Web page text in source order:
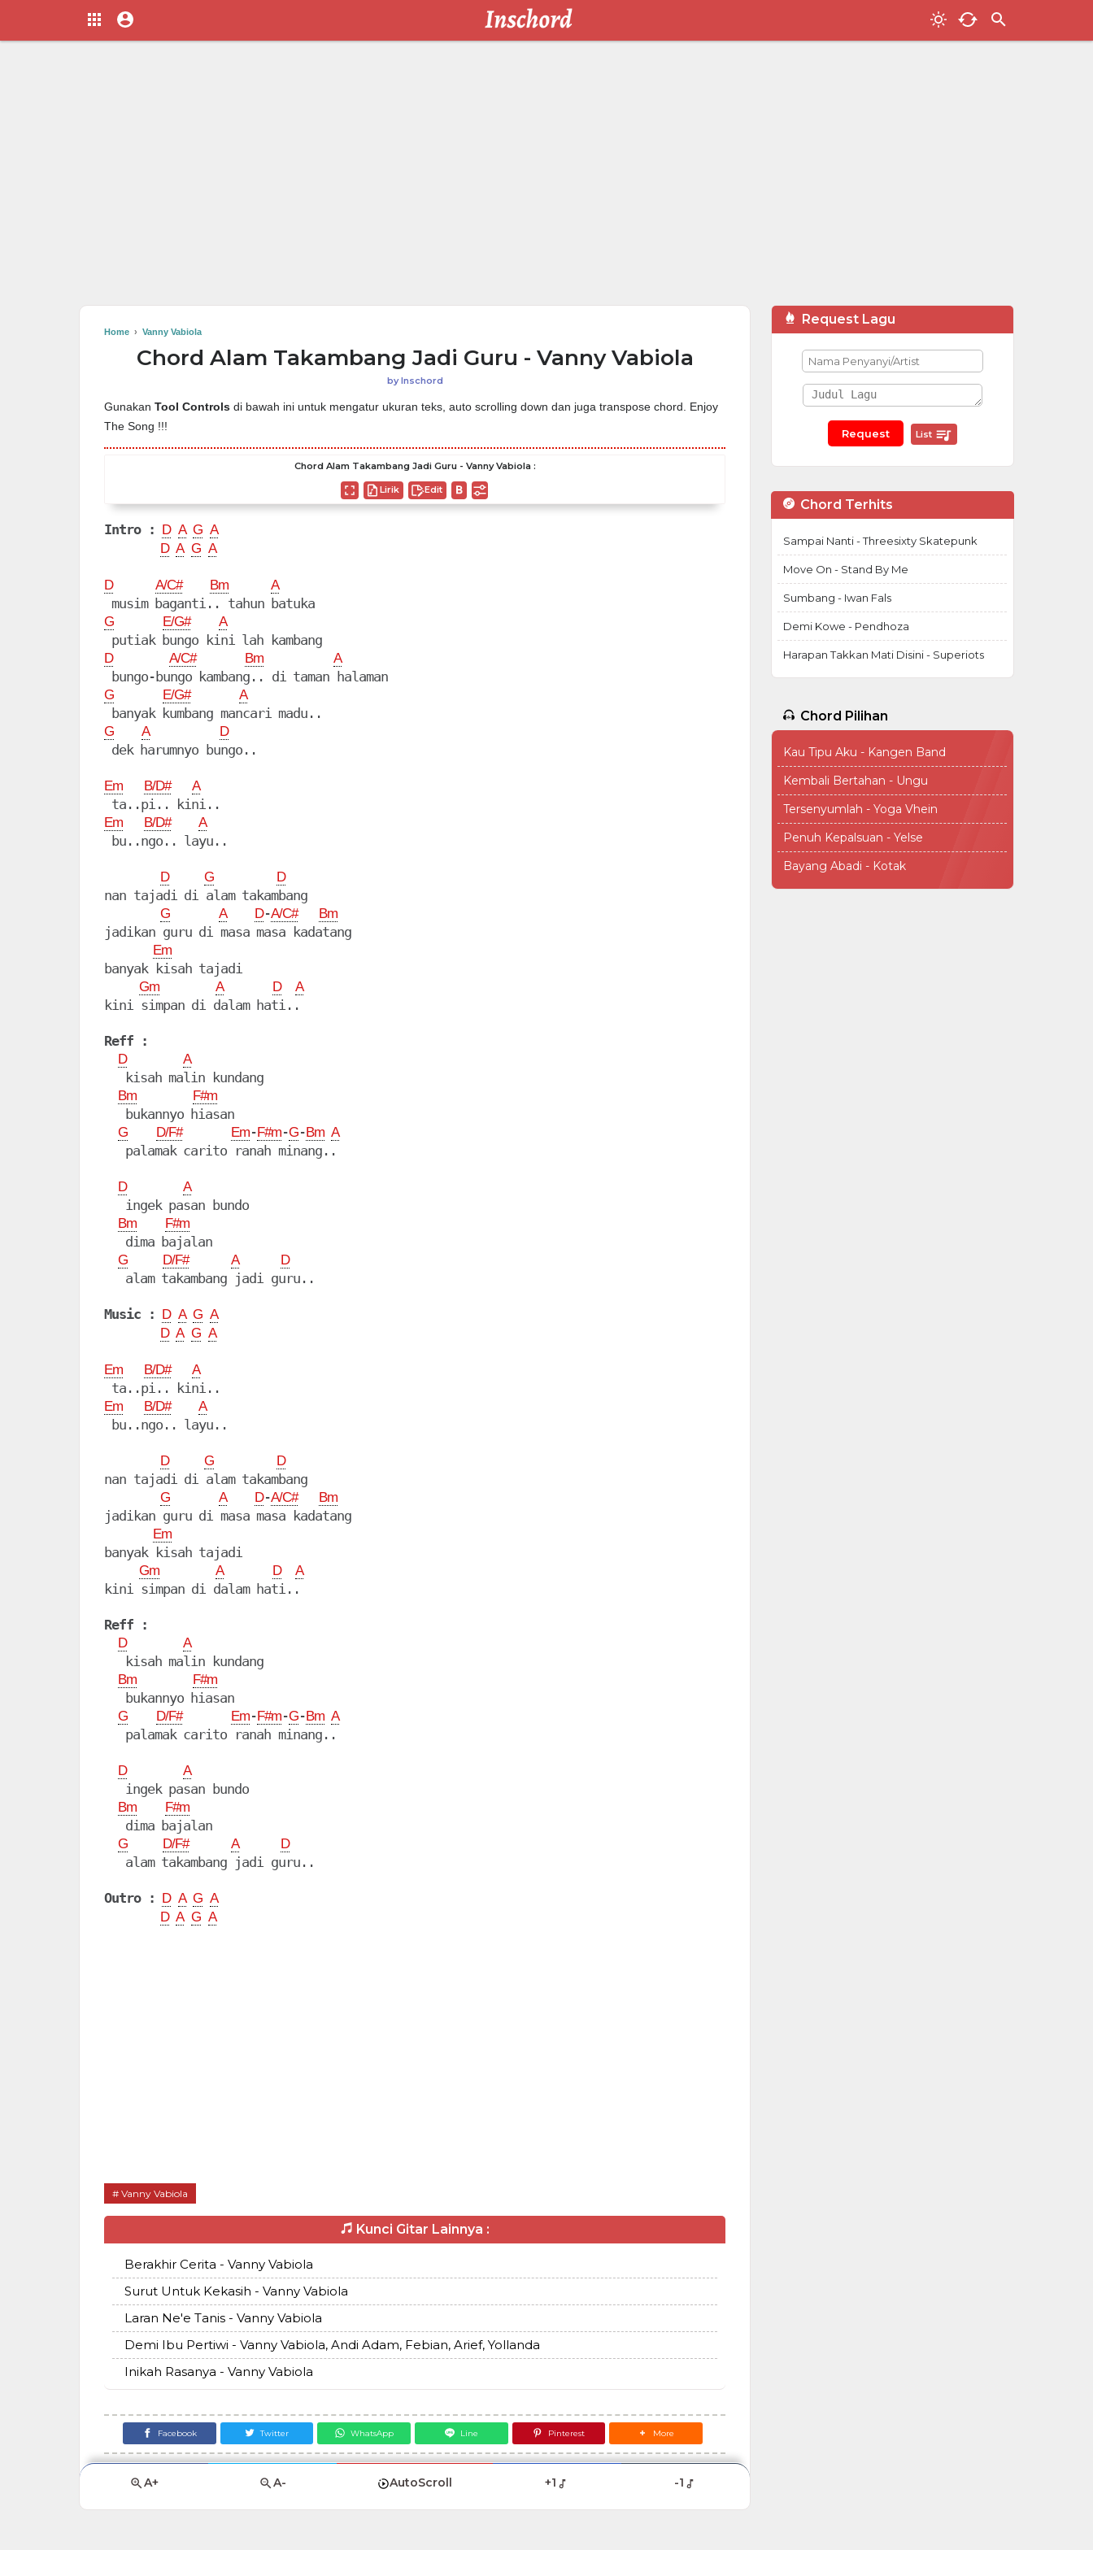
Home › Vanny Vabiola
Chord Alam Takambang Jadi Guru - Vanny Vabiola
byInschord
Gunakan Tool Controls di bawah ini untuk mengatur ukuran teks, auto scrolling down dan juga transpose chord. Enjoy
The Song !!!
Chord Alam Takambang Jadi Guru - Vanny Vabiola :
Lirik Edit
Intro : D A G A
D A G A
D A/C# Bm A
G E/G# A
D A/C# Bm A
G E/G# A
G A D
Em B/D# A
Em B/D# A
bu..ngo.. layu..
D G D
nan tajadi di alam takambang
G A D-A/C# Bm
jadikan guru di masa masa kadatang
Em
banyak kisah tajadi
Gm A D A
kini simpan di dalam hati..
Reff :
D A
   kisah malin kundang
Bm F#m
   bukannyo hiasan
G D/F# Em-F#m-G-Bm A
   palamak carito ranah minang..
D A
   ingek pasan bundo
Bm F#m
   dima bajalan
G D/F# A D
   alam takambang jadi guru..
Music : D A G A
D A G A
Em B/D# A
Em B/D# A
bu..ngo.. layu..
D G D
nan tajadi di alam takambang
G A D-A/C# Bm
jadikan guru di masa masa kadatang
Em
banyak kisah tajadi
Gm A D A
kini simpan di dalam hati..
Reff :
D A
   kisah malin kundang
Bm F#m
   bukannyo hiasan
G D/F# Em-F#m-G-Bm A
   palamak carito ranah minang..
D A
   ingek pasan bundo
Bm F#m
   dima bajalan
G D/F# A D
   alam takambang jadi guru..
Outro : D A G A
D A G A
Vanny Vabiola
Kunci Gitar Lainnya :
Berakhir Cerita - Vanny Vabiola
Surut Untuk Kekasih - Vanny Vabiola
Laran Ne'e Tanis - Vanny Vabiola
Demi Ibu Pertiwi - Vanny Vabiola, Andi Adam, Febian, Arief, Yollanda
Inikah Rasanya - Vanny Vabiola
Facebook Twitter WhatsApp Line Pinterest More
A+ A- AutoScroll +1 -1
Request Lagu
List
Chord Terhits
Sampai Nanti - Threesixty Skatepunk
Move On - Stand By Me
Sumbang - Iwan Fals
Demi Kowe - Pendhoza
Harapan Takkan Mati Disini - Superiots
Chord Pilihan
Kau Tipu Aku - Kangen Band
Kembali Bertahan - Ungu
Tersenyumlah - Yoga Vhein
Penuh Kepalsuan - Yelse
Bayang Abadi - Kotak